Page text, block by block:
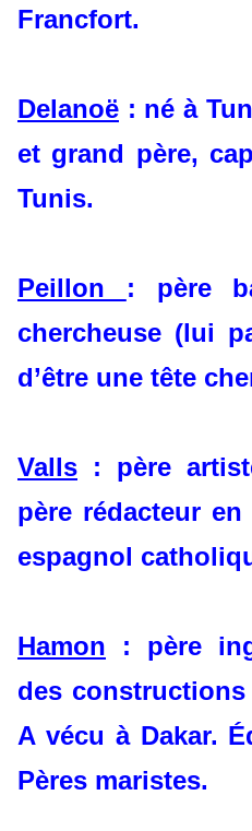
Francfort.
Delanoë : né à
et grand père,
Tunis.
Peillon
: père
chercheuse (lui
d’être une tête
Valls : père
père rédacteur
espagnol
Hamon : père
des constructions
A vécu à Dakar.
Pères maristes.